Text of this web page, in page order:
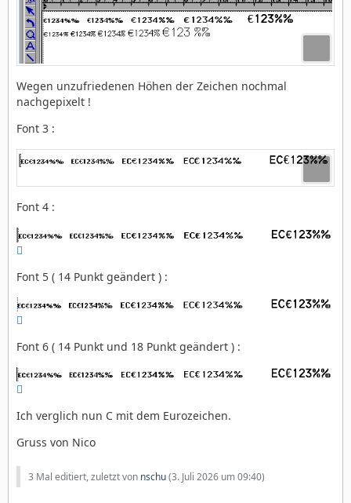
Wegen unzufriedenen Höhen der Zeichen nochmal
nachgepixelt !
Font 3 :
Font 4 :

Font 5 ( 14 Punkt geändert ) :

Font 6 ( 14 Punkt und 18 Punkt geändert ) :

Ich verglich nun C mit dem Eurozeichen.
Gruss von Nico
3 Mal editiert, zuletzt von nschu(3. Juli 2026 um 09:40)